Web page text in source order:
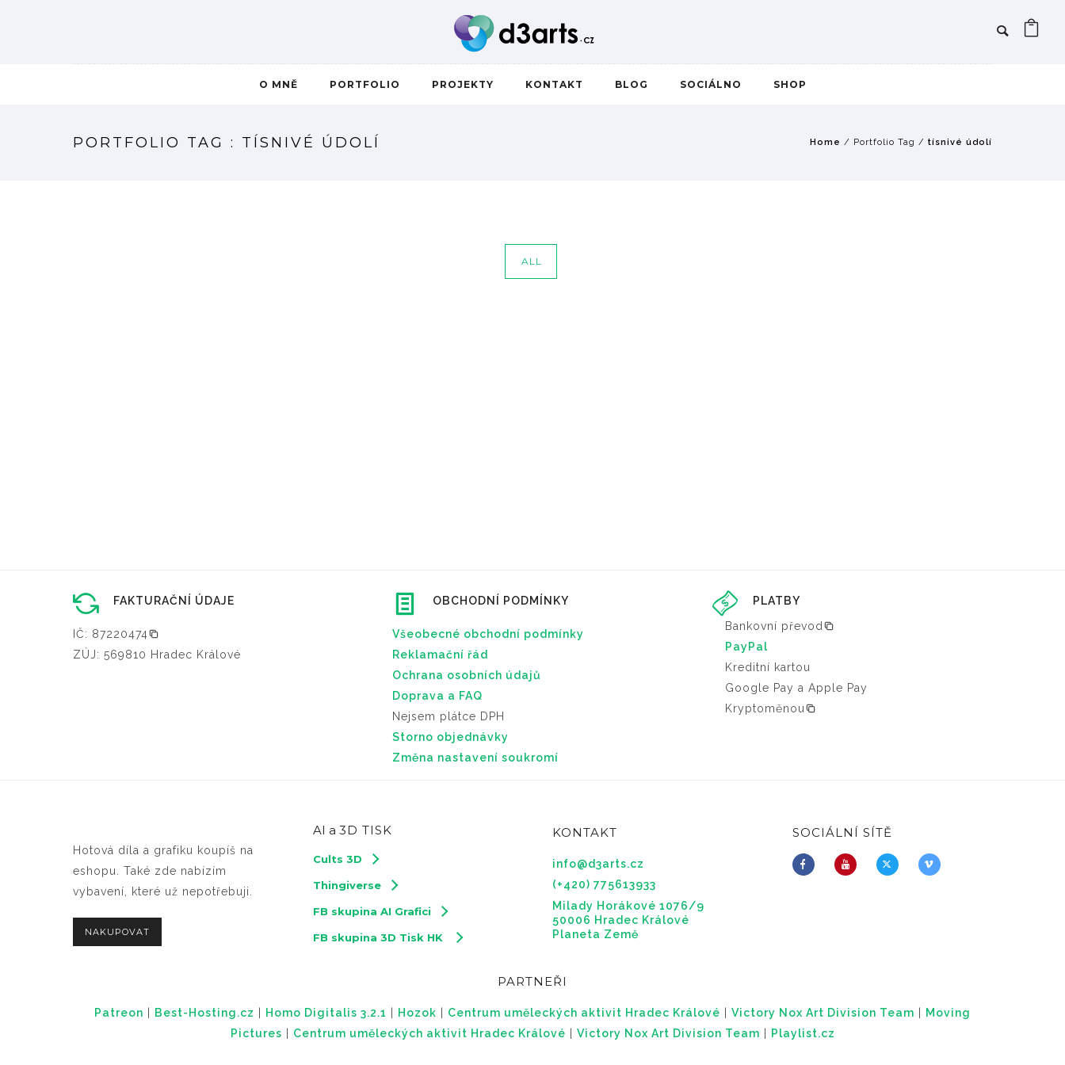
O MNĚ PORTFOLIO PROJEKTY KONTAKT BLOG SOCIÁLNO SHOP
PORTFOLIO TAG : TÍSNIVÉ ÚDOLÍ Home / Portfolio Tag / tísnivé údolí
ALL
FAKTURAČNÍ ÚDAJE
IČ: 87220474
ZÚJ: 569810 Hradec Králové
OBCHODNÍ PODMÍNKY
Všeobecné obchodní podmínky
Reklamační řád
Ochrana osobních údajů
Doprava a FAQ
Nejsem plátce DPH
Storno objednávky
Změna nastavení soukromí
PLATBY
Bankovní převod
PayPal
Kreditní kartou
Google Pay a Apple Pay
Kryptoměnou
Hotová díla a grafiku koupíš na
eshopu. Také zde nabízím
vybavení, které už nepotřebuji.
NAKUPOVAT
AI a 3D TISK
Cults 3D
Thingiverse
FB skupina AI Grafici
FB skupina 3D Tisk HK
KONTAKT
info@d3arts.cz
(+420) 775613933
Milady Horákové 1076/9
50006 Hradec Králové
Planeta Země
SOCIÁLNÍ SÍTĚ
PARTNEŘI
Patreon Best-Hosting.cz Homo Digitalis 3.2.1 Hozok Centrum uměleckých aktivit Hradec Králové Victory Nox Art Division Team
Moving
Pictures
Centrum uměleckých aktivit Hradec Králové Victory Nox Art Division Team Playlist.cz